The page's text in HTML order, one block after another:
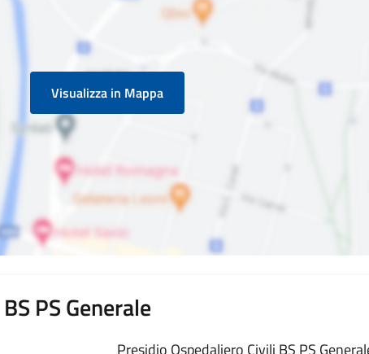
Visualizza in Mappa
PS Generale
Presidio Ospedaliero Civili BS PS